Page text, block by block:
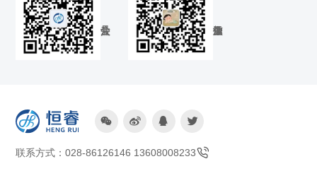
   
联系方式：028-86126146 13608008233